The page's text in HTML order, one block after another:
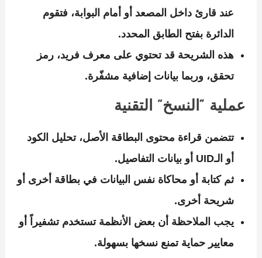
عند قارئ داخل المصعد أو أمام البوابة، فتقوم
الدائرة بفتح الطابق المحدد.
هذه الشريحة قد تحتوي على معرف فريد، رمز
تحقق، وربما بيانات إضافية مشفّرة.
عملية “النسخ” التقنية
تتضمن قراءة محتوى البطاقة الأصل، تحليل الكود
أو الـUID أو بيانات التفاصيل.
ثم كتابة أو محاكاة نفس البيانات في بطاقة أخرى أو
شريحة أخرى.
يجب الملاحظة أن بعض الأنظمة تستخدم تشفيراً أو
معايير حماية تمنع نسخها بسهولة.